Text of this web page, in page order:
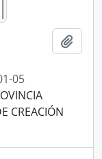
05
CREACIÓN